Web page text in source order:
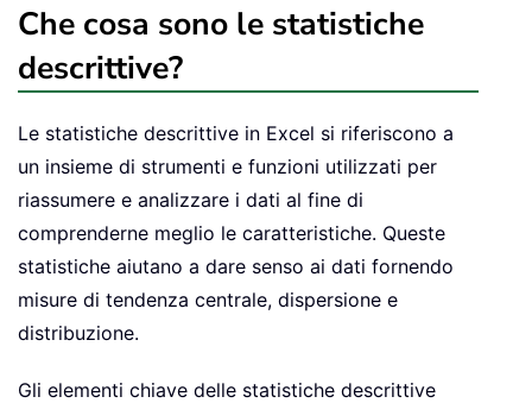
Che cosa sono le statistiche
descrittive?
Le statistiche descrittive in Excel si riferiscono a
un insieme di strumenti e funzioni utilizzati per
riassumere e analizzare i dati al fine di
comprenderne meglio le caratteristiche. Queste
statistiche aiutano a dare senso ai dati fornendo
misure di tendenza centrale, dispersione e
distribuzione.
Gli elementi chiave delle statistiche descrittive